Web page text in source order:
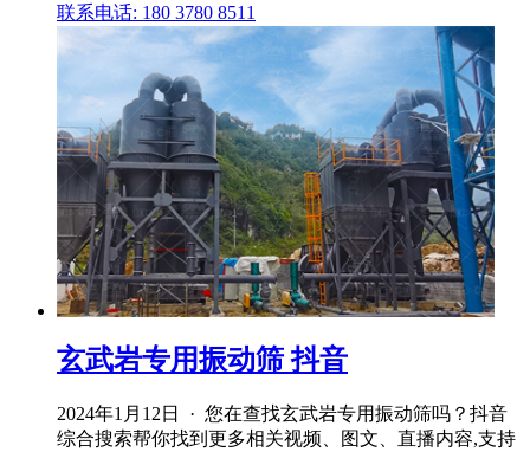
联系电话: 180 3780 8511
玄武岩专用振动筛 抖音
2024年1月12日 · 您在查找玄武岩专用振动筛吗？抖音
综合搜索帮你找到更多相关视频、图文、直播内容,支持